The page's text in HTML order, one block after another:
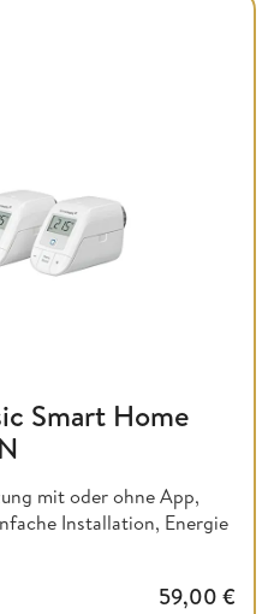
Smart Home
mit oder ohne App,
Installation, Energie
59,00 €